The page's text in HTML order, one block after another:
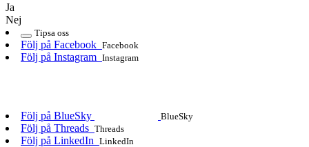
Ja
Nej
Tipsa oss
Följ på Facebook Facebook
Följ på Instagram Instagram
Följ på BlueSky BlueSky
Följ på Threads Threads
Följ på LinkedIn LinkedIn